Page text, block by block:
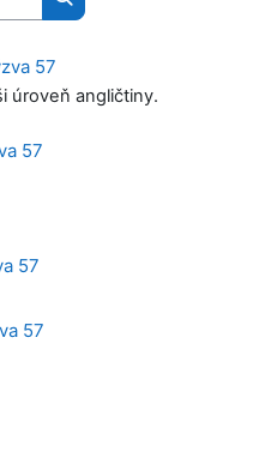
Vyhledat kurzy
57
úroveň angličtiny.
57
57
57